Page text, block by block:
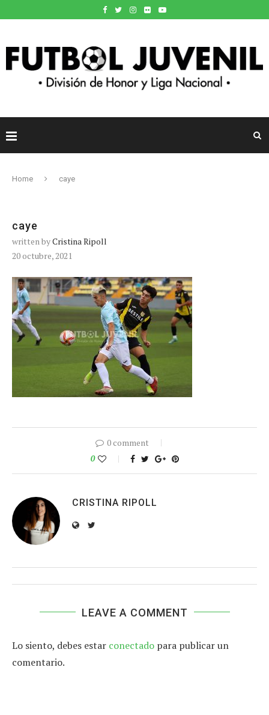
Home caye
caye
written byCristina Ripoll
20 octubre, 2021
0 comment
0
CRISTINA RIPOLL
LEAVE A COMMENT
Lo siento, debes estar conectado para publicar un
comentario.